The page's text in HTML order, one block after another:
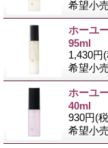
希望小
ホーユ
95ml
1,430円
希望小
ホーユ
40ml
930円(
希望小